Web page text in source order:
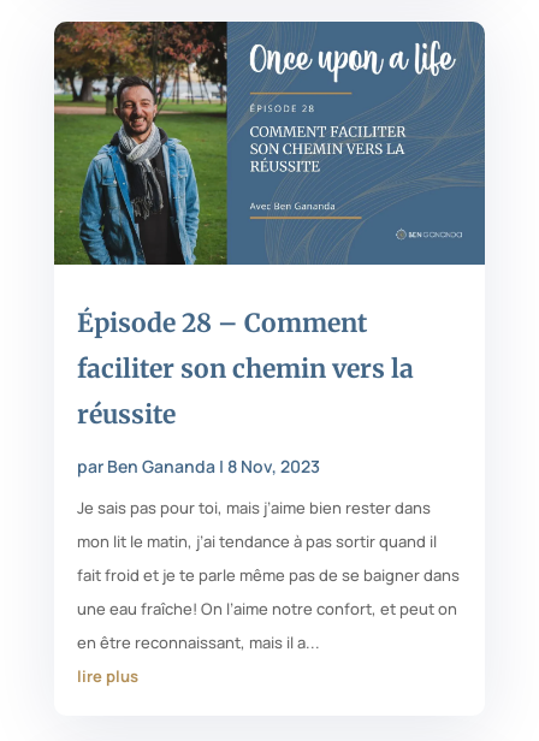
Épisode 28 – Comment
faciliter son chemin vers la
réussite
par Ben Gananda| 8 Nov, 2023
Je sais pas pour toi, mais j’aime bien rester dans
mon lit le matin, j’ai tendance à pas sortir quand il
fait froid et je te parle même pas de se baigner dans
une eau fraîche! On l’aime notre confort, et peut on
en être reconnaissant, mais il a...
lire plus